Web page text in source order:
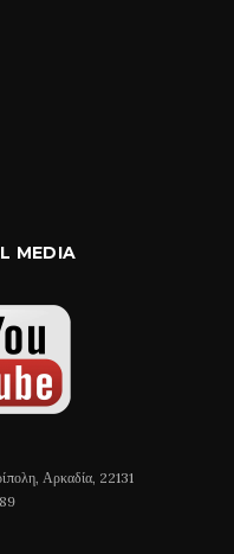
MEDIA
Αρκαδία, 22131